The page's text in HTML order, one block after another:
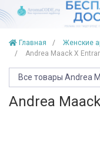
Главная Женские
Andrea Maack X
Все товары Andrea
Andrea